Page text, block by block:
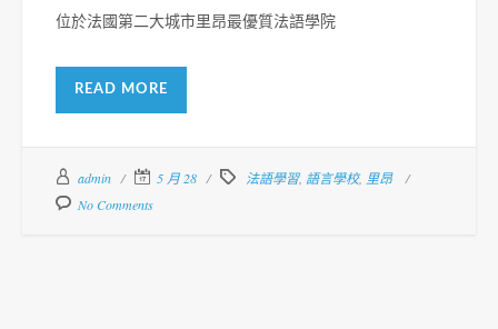
位於法國第二大城市里昂最優質法語學院
READ MORE
admin 5 月 28 法語學習, 語言學校, 里昂
No Comments